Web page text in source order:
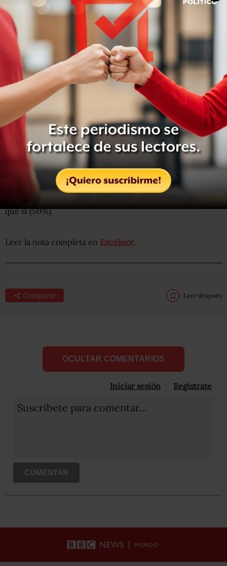
La salida de López Obrador del PRD fue ampliamente
conocida por la población con teléfono en su vivienda
(enterados, 66%).
La mayoría dice que ya esperaba esta
decisión de AMLO de abandonar al perredismo para
dedicarse a consolidar Morena (55%). Sólo a la cuarta
parte le sorprendió. Esta noticia causa principalmente
indiferencia: a 51% no le importa, en tanto que a 23% le
agrada y a otro porcentaje similar le desagrada (gráfico 1).
La opinión pública expresa diversas razones para la
decisión deLópez Obrador de dejar al PRD: se
argumenta principalmente que el partido del sol azteca
no lo apoyó como debiera,
que él quiere formar su propio
partido, que él no ha podido ganar las elecciones o que él
quiere el poder. En torno a si había serias discrepancias
entre él y los dirigentes del PRD como motivación para
decidir dejar a su partido (gráfico 2), se tiende a pensar
que sí (50%).
Leer la nota completa en Excélsior.
Compartir Leer después
OCULTAR COMENTARIOS
Iniciar sesión Registrate
Suscribete para comentar...
COMENTAR